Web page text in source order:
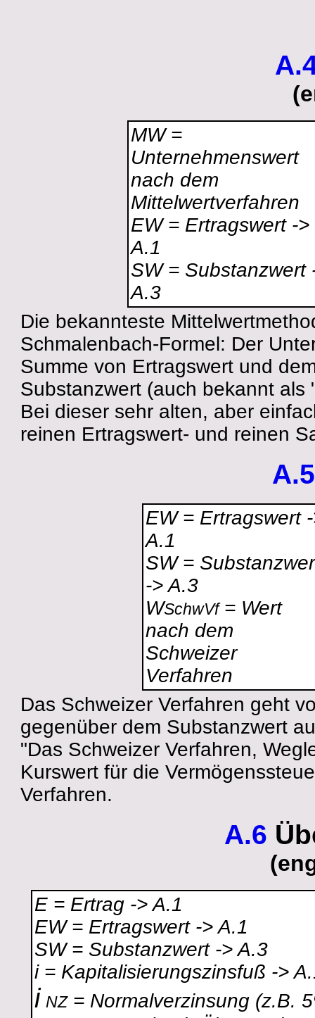
MW =
Unternehmenswert
nach dem
Mittelwertverfahren
EW = Ertragswert ->
A.1
SW = Substanzwert
A.3
Die bekannteste
Schmalenbach-Formel: Der
Summe von Ertragswert und
Substanzwert (auch bekannt als
Bei dieser sehr alten, aber
reinen Ertragswert- und reinen
A.5
EW = Ertragswert
A.1
SW =
-> A.3
WSchwVf= Wert
nach dem
Schweizer
Verfahren
Das Schweizer Verfahren geht
gegenüber dem Substanzwert
"Das Schweizer Verfahren,
Kurswert für die
Verfahren.
A.6
E = Ertrag -> A.1
EW = Ertragswert -> A.1
SW = Substanzwert -> A.3
i = Kapitalisierungszinsfuß ->
i NZ= Normalverzinsung (z.B.